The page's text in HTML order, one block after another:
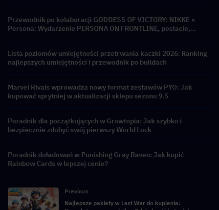
Przewodnik po kolaboracji GODDESS OF VICTORY: NIKKE ×
Persona: Wydarzenie PERSONA ON FRONTLINE, postacie,
Lista poziomów umiejętności przetrwania kaczki 2026: Ranking
najlepszych umiejętności i przewodnik po buildach
Marvel Rivals wprowadza nowy format zestawów PYO: Jak
kupować sprytniej w aktualizacji sklepu sezonu 9.5
Poradnik dla początkujących w Growtopia: Jak szybko i
bezpiecznie zdobyć swój pierwszy World Lock
Poradnik doładowań w Punishing Gray Raven: Jak kupić
Rainbow Cards w lepszej cenie?
Previous
Najlepsze pakiety w Last War do kupienia: